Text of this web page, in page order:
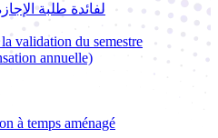
لفائدة طلبة الإجازة
validation du semestre
annuelle)
à temps aménagé